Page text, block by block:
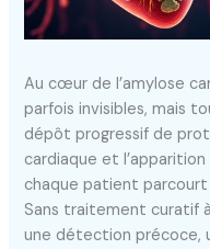
Au cœur de l’amylose
parfois invisibles, mais
dépôt progressif de
cardiaque et
chaque patient parcourt
Sans traitement curatif
une détection précoce,